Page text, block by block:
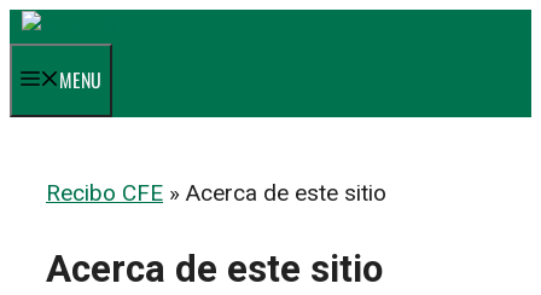
Saltar
contenido
MENU
Recibo CFE » Acerca de este sitio
Acerca de este sitio